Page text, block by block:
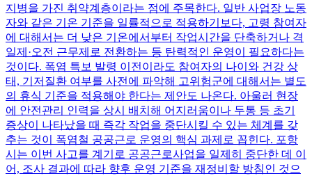
지병을 가진 취약계층이라는 점에 주목한다. 일반 사업장 노동
자와 같은 기온 기준을 일률적으로 적용하기보다, 고령 참여자
에 대해서는 더 낮은 기온에서부터 작업시간을 단축하거나 격
일제·오전 근무제로 전환하는 등 탄력적인 운영이 필요하다는
것이다. 폭염 특보 발령 이전이라도 참여자의 나이와 건강 상
태, 기저질환 여부를 사전에 파악해 고위험군에 대해서는 별도
의 휴식 기준을 적용해야 한다는 제안도 나온다. 아울러 현장
에 안전관리 인력을 상시 배치해 어지러움이나 두통 등 초기
증상이 나타났을 때 즉각 작업을 중단시킬 수 있는 체계를 갖
추는 것이 폭염철 공공근로 운영의 핵심 과제로 꼽힌다. 포항
시는 이번 사고를 계기로 공공근로사업을 일제히 중단한 데 이
어, 조사 결과에 따라 향후 운영 기준을 재정비할 방침인 것으